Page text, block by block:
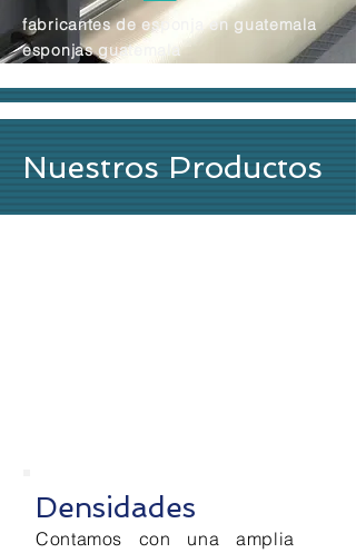
fabricantes de esponja en guatemala
esponjas guatemala
venta de esponjas en guatemala
Nuestros Productos
Densidades
Contamos con una amplia